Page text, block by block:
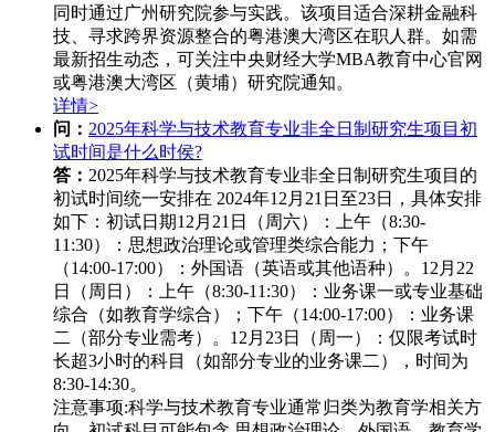
同时通过广州研究院参与实践。该项目适合深耕金融科
技、寻求跨界资源整合的粤港澳大湾区在职人群。如需
最新招生动态，可关注中央财经大学MBA教育中心官网
或粤港澳大湾区（黄埔）研究院通知。
详情>
问： 2025年科学与技术教育专业非全日制研究生项目初
试时间是什么时侯?
答： 2025年科学与技术教育专业非全日制研究生项目的
初试时间统一安排在 ‌2024年12月21日至23日‌，具体安排
如下： 初试日期‌12月21日（周六）‌：
上午（8:30-
11:30）：思想政治理论或管理类综合能力； 下午
（14:00-17:00）：外国语（英语或其他语种）。 12月22
日（周日）‌：
上午（8:30-11:30）：业务课一或专业基础
综合（如教育学综合）； 下午（14:00-17:00）：业务课
二（部分专业需考）。 12月23日（周一）‌： 仅限考试时
长超3小时的科目（如部分专业的业务课二），时间为
8:30-14:30。
注意事项‌:科学与技术教育专业通常归类为教育学相关方